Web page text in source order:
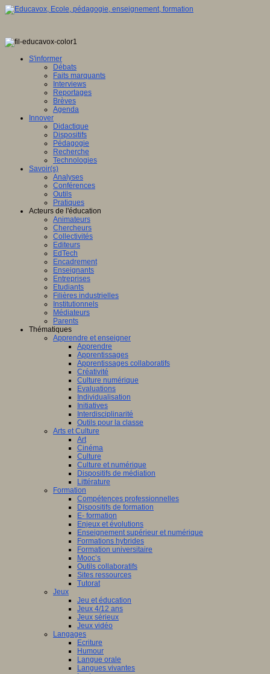
S'informer
Débats
Faits marquants
Interviews
Reportages
Brèves
Agenda
Innover
Didactique
Dispositifs
Pédagogie
Recherche
Technologies
Savoir(s)
Analyses
Conférences
Outils
Pratiques
Acteurs de l'éducation
Animateurs
Chercheurs
Collectivités
Editeurs
EdTech
Encadrement
Enseignants
Entreprises
Etudiants
Filières industrielles
Institutionnels
Médiateurs
Parents
Thématiques
Apprendre et enseigner
Apprendre
Apprentissages
Apprentissages collaboratifs
Créativité
Culture numérique
Evaluations
Individualisation
Initiatives
Interdisciplinarité
Outils pour la classe
Arts et Culture
Art
Cinéma
Culture
Culture et numérique
Dispositifs de médiation
Littérature
Formation
Compétences professionnelles
Dispositifs de formation
E- formation
Enjeux et évolutions
Enseignement supérieur et numérique
Formations hybrides
Formation universitaire
Mooc’s
Outils collaboratifs
Sites ressources
Tutorat
Jeux
Jeu et éducation
Jeux 4/12 ans
Jeux sérieux
Jeux vidéo
Langages
Ecriture
Humour
Langue orale
Langues vivantes